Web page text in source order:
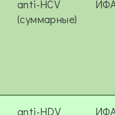
anti-HCV
(суммарные)
anti-HDV